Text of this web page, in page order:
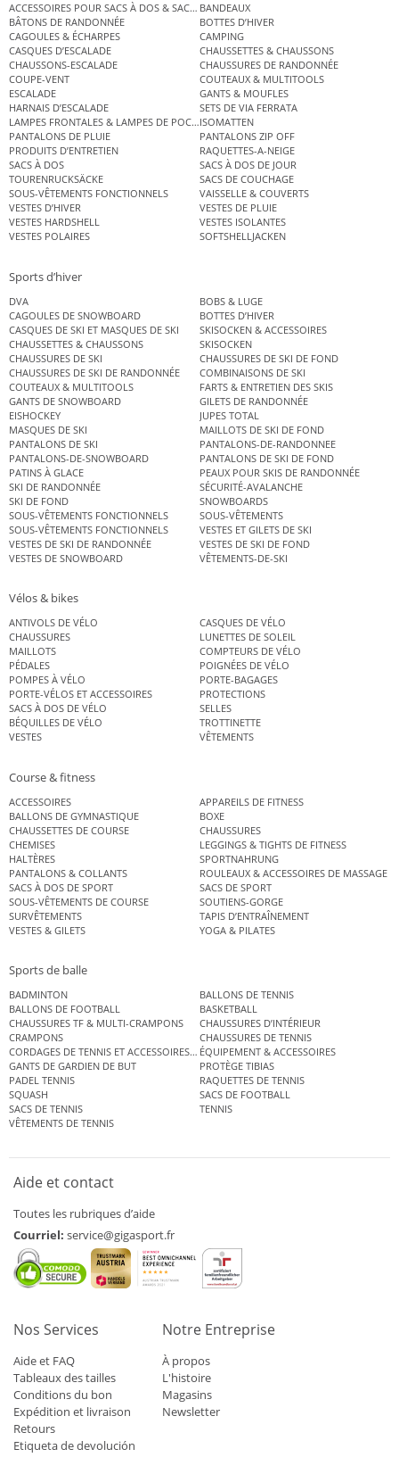
ACCESSOIRES POUR SACS À DOS & SACS ÉTANCHES
BANDEAUX
BÂTONS DE RANDONNÉE
BOTTES D’HIVER
CAGOULES & ÉCHARPES
CAMPING
CASQUES D’ESCALADE
CHAUSSETTES & CHAUSSONS
CHAUSSONS-ESCALADE
CHAUSSURES DE RANDONNÉE
COUPE-VENT
COUTEAUX & MULTITOOLS
ESCALADE
GANTS & MOUFLES
HARNAIS D’ESCALADE
SETS DE VIA FERRATA
LAMPES FRONTALES & LAMPES DE POCHEISOMATTEN
PANTALONS DE PLUIE
PANTALONS ZIP OFF
PRODUITS D’ENTRETIEN
RAQUETTES-A-NEIGE
SACS À DOS
SACS À DOS DE JOUR
TOURENRUCKSÄCKE
SACS DE COUCHAGE
SOUS-VÊTEMENTS FONCTIONNELS
VAISSELLE & COUVERTS
VESTES D’HIVER
VESTES DE PLUIE
VESTES HARDSHELL
VESTES ISOLANTES
VESTES POLAIRES
SOFTSHELLJACKEN
Sports d’hiver
DVA
BOBS & LUGE
CAGOULES DE SNOWBOARD
BOTTES D’HIVER
CASQUES DE SKI ET MASQUES DE SKI
SKISOCKEN & ACCESSOIRES
CHAUSSETTES & CHAUSSONS
SKISOCKEN
CHAUSSURES DE SKI
CHAUSSURES DE SKI DE FOND
CHAUSSURES DE SKI DE RANDONNÉE
COMBINAISONS DE SKI
COUTEAUX & MULTITOOLS
FARTS & ENTRETIEN DES SKIS
GANTS DE SNOWBOARD
GILETS DE RANDONNÉE
EISHOCKEY
JUPES TOTAL
MASQUES DE SKI
MAILLOTS DE SKI DE FOND
PANTALONS DE SKI
PANTALONS-DE-RANDONNEE
PANTALONS-DE-SNOWBOARD
PANTALONS DE SKI DE FOND
PATINS À GLACE
PEAUX POUR SKIS DE RANDONNÉE
SKI DE RANDONNÉE
SÉCURITÉ-AVALANCHE
SKI DE FOND
SNOWBOARDS
SOUS-VÊTEMENTS FONCTIONNELS
SOUS-VÊTEMENTS
SOUS-VÊTEMENTS FONCTIONNELS
VESTES ET GILETS DE SKI
VESTES DE SKI DE RANDONNÉE
VESTES DE SKI DE FOND
VESTES DE SNOWBOARD
VÊTEMENTS-DE-SKI
Vélos & bikes
ANTIVOLS DE VÉLO
CASQUES DE VÉLO
CHAUSSURES
LUNETTES DE SOLEIL
MAILLOTS
COMPTEURS DE VÉLO
PÉDALES
POIGNÉES DE VÉLO
POMPES À VÉLO
PORTE-BAGAGES
PORTE-VÉLOS ET ACCESSOIRES
PROTECTIONS
SACS À DOS DE VÉLO
SELLES
BÉQUILLES DE VÉLO
TROTTINETTE
VESTES
VÊTEMENTS
Course & fitness
ACCESSOIRES
APPAREILS DE FITNESS
BALLONS DE GYMNASTIQUE
BOXE
CHAUSSETTES DE COURSE
CHAUSSURES
CHEMISES
LEGGINGS & TIGHTS DE FITNESS
HALTÈRES
SPORTNAHRUNG
PANTALONS & COLLANTS
ROULEAUX & ACCESSOIRES DE MASSAGE
SACS À DOS DE SPORT
SACS DE SPORT
SOUS-VÊTEMENTS DE COURSE
SOUTIENS-GORGE
SURVÊTEMENTS
TAPIS D’ENTRAÎNEMENT
VESTES & GILETS
YOGA & PILATES
Sports de balle
BADMINTON
BALLONS DE TENNIS
BALLONS DE FOOTBALL
BASKETBALL
CHAUSSURES TF & MULTI-CRAMPONS
CHAUSSURES D’INTÉRIEUR
CRAMPONS
CHAUSSURES DE TENNIS
CORDAGES DE TENNIS ET ACCESSOIRES DE TENNISÉQUIPEMENT & ACCESSOIRES
GANTS DE GARDIEN DE BUT
PROTÈGE TIBIAS
PADEL TENNIS
RAQUETTES DE TENNIS
SQUASH
SACS DE FOOTBALL
SACS DE TENNIS
TENNIS
VÊTEMENTS DE TENNIS
Aide et contact
Toutes les rubriques d’aide
Courriel: service@gigasport.fr
Nos Services
Aide et FAQ
Tableaux des tailles
Conditions du bon
Expédition et livraison
Retours
Etiqueta de devolución
Notre Entreprise
À propos
L'histoire
Magasins
Newsletter